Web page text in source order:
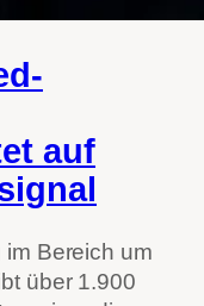
auf
im Bereich um
über 1.900